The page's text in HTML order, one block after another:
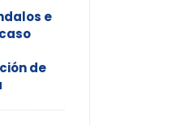
e
de